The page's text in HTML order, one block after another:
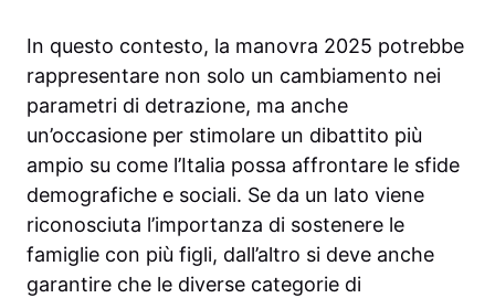
In questo contesto, la manovra 2025 potrebbe
rappresentare non solo un cambiamento nei
parametri di detrazione, ma anche
un’occasione per stimolare un dibattito più
ampio su come l’Italia possa affrontare le sfide
demografiche e sociali. Se da un lato viene
riconosciuta l’importanza di sostenere le
famiglie con più figli, dall’altro si deve anche
garantire che le diverse categorie di